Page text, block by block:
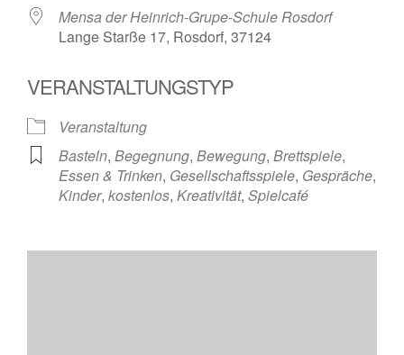
Mensa der Heinrich-Grupe-Schule Rosdorf
Lange Starße 17, Rosdorf, 37124
VERANSTALTUNGSTYP
Veranstaltung
Basteln, Begegnung, Bewegung, Brettspiele,
Essen & Trinken, Gesellschaftsspiele, Gespräche,
Kinder, kostenlos, Kreativität, Spielcafé